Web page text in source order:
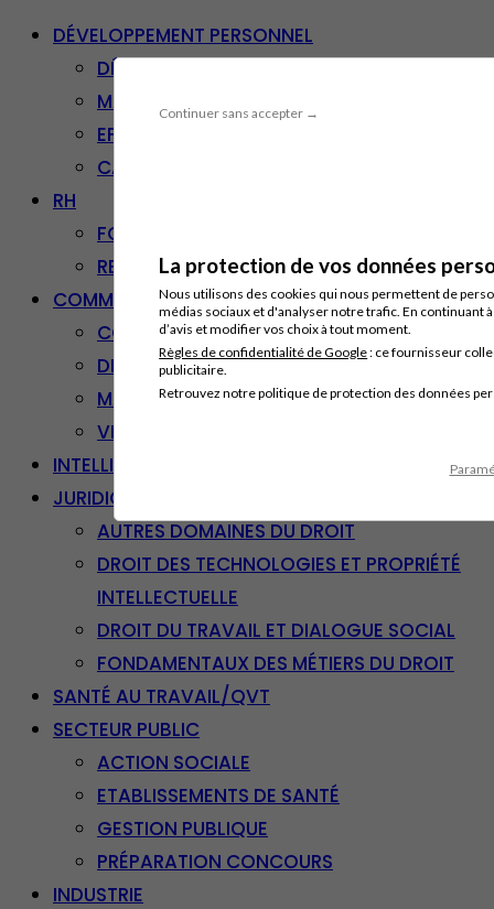
Continuer sans accepter →
La protection de vos données
Nous utilisons des cookies qui nous permettent de
médias sociaux et d'analyser notre trafic. En continuant
d’avis et modifier vos choix à tout moment.
Règles de confidentialité de Google: ce fournisseur
publicitaire.
Retrouvez notre politique de protection des données
DÉVELOPPEMENT PERSONNEL
DÉVELOPPEMENT PERSONNEL
MANAGEMENT
EFFICACITÉ PROFESSIONNELLE
CARRIÈRE & RECONVERSION
RH
FORMATION PROFESSIONNELLE
RESSOURCES HUMAINES
COMMUNICATION/DIGITAL
COMMUNICATION
DIGITAL
MARKETING
VENTE – RELATION CLIENT
INTELLIGENCE ARTIFICIELLE
JURIDIQUE
AUTRES DOMAINES DU DROIT
DROIT DES TECHNOLOGIES ET PROPRIÉTÉ
INTELLECTUELLE
DROIT DU TRAVAIL ET DIALOGUE SOCIAL
FONDAMENTAUX DES MÉTIERS DU DROIT
SANTÉ AU TRAVAIL/QVT
SECTEUR PUBLIC
ACTION SOCIALE
ETABLISSEMENTS DE SANTÉ
GESTION PUBLIQUE
PRÉPARATION CONCOURS
INDUSTRIE